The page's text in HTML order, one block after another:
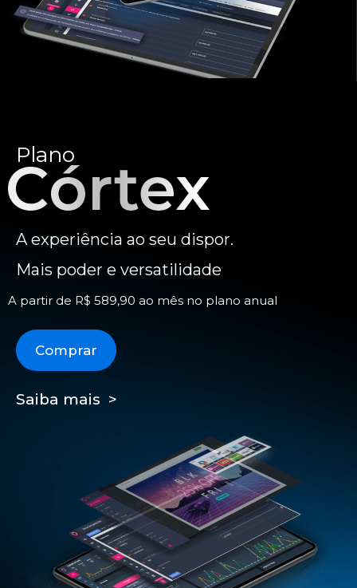
Plano
A experiência ao seu dispor.
Mais poder e versatilidade
A partir de R$ 589,90 ao mês no plano anual
Comprar
Saiba mais >